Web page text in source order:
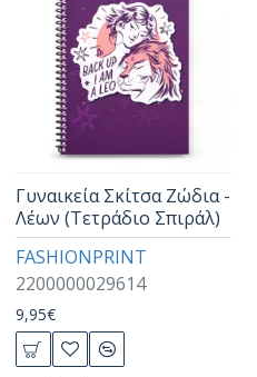
FASHIONPRINT
2200000029614
Γυναικεία Σκίτσα Ζώδια -
Λέων (Τετράδιο Σπιράλ)
9,95€